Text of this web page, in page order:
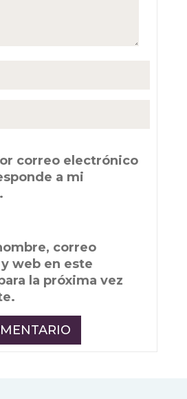
correo electrónico
a mi
correo
web en este
la próxima vez